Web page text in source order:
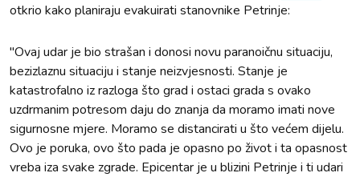
otkrio kako planiraju evakuirati stanovnike Petrinje:
"Ovaj udar je bio strašan i donosi novu paranoičnu situaciju,
bezizlaznu situaciju i stanje neizvjesnosti. Stanje je
katastrofalno iz razloga što grad i ostaci grada s ovako
uzdrmanim potresom daju do znanja da moramo imati nove
sigurnosne mjere. Moramo se distancirati u što većem dijelu.
Ovo je poruka, ovo što pada je opasno po život i ta opasnost
vreba iza svake zgrade. Epicentar je u blizini Petrinje i ti udari